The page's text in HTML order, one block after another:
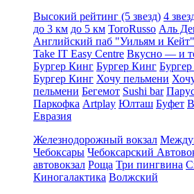
Высокий рейтинг (5 звезд) 4
до 3 км до 5 км ToroRusso Аль
Английский паб "Уильям и Кейт"
Take IT Easy Centre Вкусно — и
Бургер Кинг Бургер Кинг
Бургер Кинг Хочу пельмени
пельмени Бегемот Sushi bar
Паркофка Artplay Юлташ Буфет
Евразия
Железнодорожный вокзал
Чебоксары Чебоксарский
автовокзал Роща Три пингвина
Киногалактика Волжский